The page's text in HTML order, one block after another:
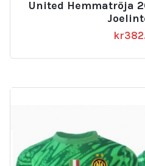
United Hemmatröja
kr